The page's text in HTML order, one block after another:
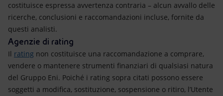
costituisce espressa avvertenza contraria – alcun avvallo delle
ricerche, conclusioni e raccomandazioni incluse, fornite da
questi analisti.
Agenzie di rating
Il rating non costituisce una raccomandazione a comprare,
vendere o mantenere strumenti finanziari di qualsiasi natura
del Gruppo Eni. Poiché i rating sopra citati possono essere
soggetti a modifica, sostituzione, sospensione o ritiro, l’Utente